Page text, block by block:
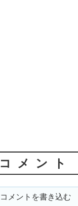
コメント
コメントを書き込む